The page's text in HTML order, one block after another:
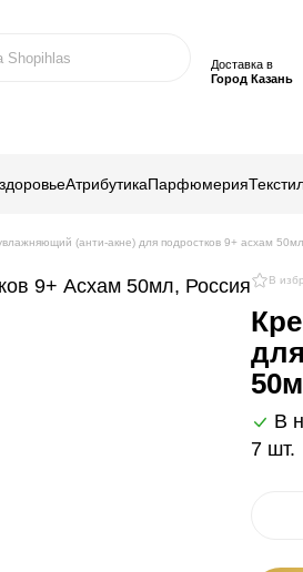
Доставка в
Город Казань
АтрибутикаПарфюмерия
(анти-акне) для подростков 9+ асхам
В
В
7 шт.